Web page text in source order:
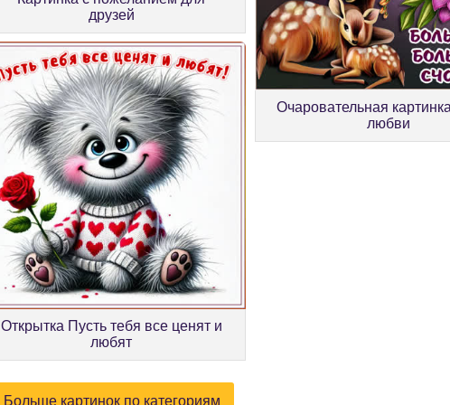
друзей
Очаровательная
любви
Открытка Пусть тебя все ценят и
любят
Больше картинок по категориям